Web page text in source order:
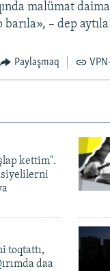
malümat
barıla», – dep
Paylaşmaq
kettim".
toqtattı,
daa